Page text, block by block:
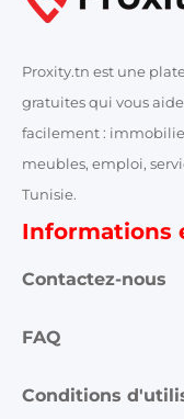
Proxity.tn est une
gratuites qui vous
facilement :
meubles, emploi,
Tunisie.
Informations
Contactez-nous
FAQ
Conditions